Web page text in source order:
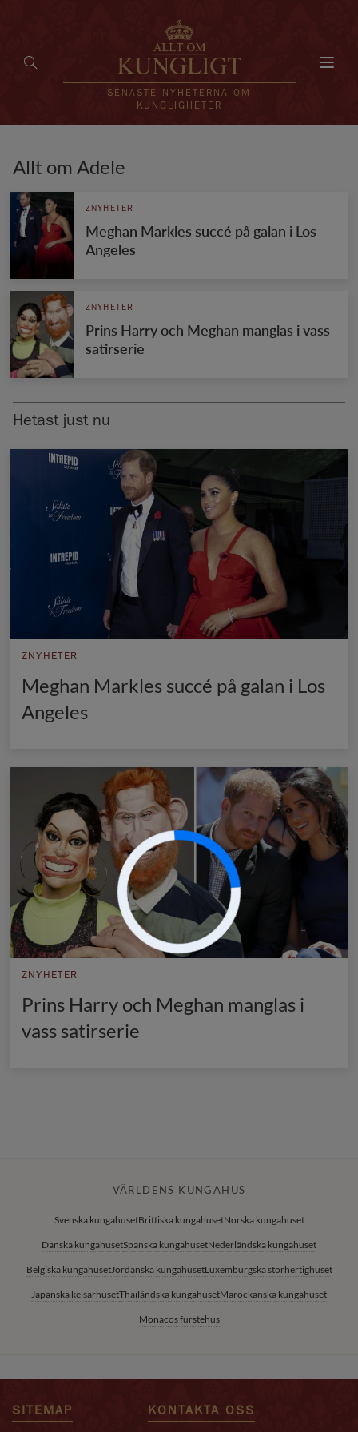
SENASTE NYHETERNA OM
KUNGLIGHETER
UTLÄNDSKT
VÄRLDENS KUNGAHUS
Svenska kungahuset
Brittiska kungahuset
Nederländska kungahuset
Belgiska kungahuset
Jordanska kungahuset
Luxemburgska storhertighuset
Japanska kejsarhuset
Thailändska kungahuset
Marockanska kungahuset
REDAKTION
Allt om Adele
ZNYHETER
Meghan Markles succé på galan i Los
Angeles
ZNYHETER
Prins Harry och Meghan manglas i vass
satirserie
Hetast just nu
ZNYHETER
Meghan Markles succé på galan i Los
Angeles
ZNYHETER
Prins Harry och Meghan manglas i
vass satirserie
VÄRLDENS KUNGAHUS
Svenska kungahusetBrittiska kungahusetNorska kungahuset
Danska kungahusetSpanska kungahusetNederländska kungahuset
Belgiska kungahusetJordanska kungahusetLuxemburgska storhertighuset
Japanska kejsarhusetThailändska kungahusetMarockanska kungahuset
Monacos furstehus
SITEMAP KONTAKTA OSS